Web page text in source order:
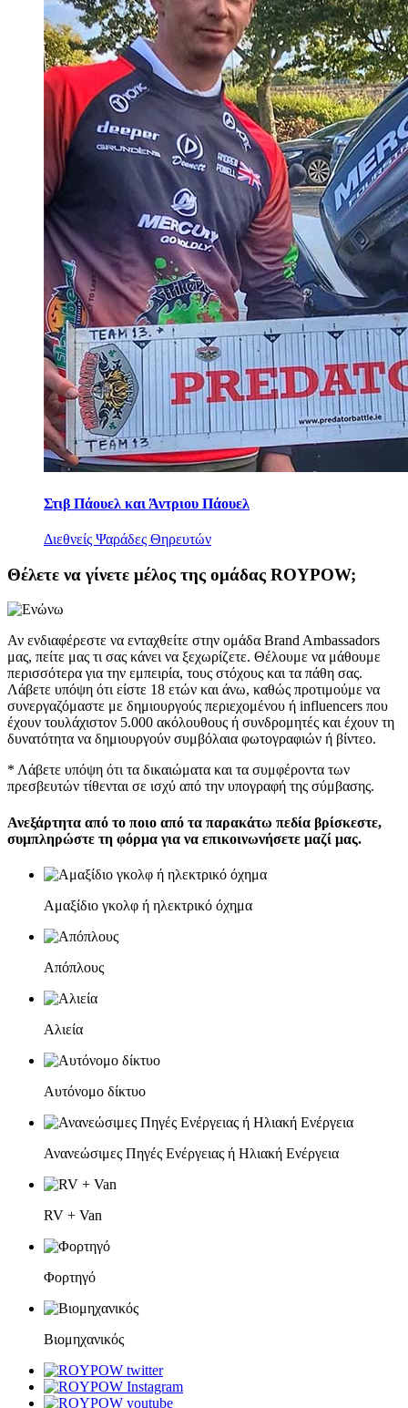
Στιβ Πάουελ και Άντριου Πάουελ
Διεθνείς Ψαράδες Θηρευτών
Θέλετε να γίνετε μέλος της ομάδας ROYPOW;
Αν ενδιαφέρεστε να ενταχθείτε στην ομάδα Brand Ambassadors
μας, πείτε μας τι σας κάνει να ξεχωρίζετε. Θέλουμε να μάθουμε
περισσότερα για την εμπειρία, τους στόχους και τα πάθη σας.
Λάβετε υπόψη ότι είστε 18 ετών και άνω, καθώς προτιμούμε να
συνεργαζόμαστε με δημιουργούς περιεχομένου ή influencers που
έχουν τουλάχιστον 5.000 ακόλουθους ή συνδρομητές και έχουν τη
δυνατότητα να δημιουργούν συμβόλαια φωτογραφιών ή βίντεο.
* Λάβετε υπόψη ότι τα δικαιώματα και τα συμφέροντα των
πρεσβευτών τίθενται σε ισχύ από την υπογραφή της σύμβασης.
Ανεξάρτητα από το ποιο από τα παρακάτω πεδία βρίσκεστε,
συμπληρώστε τη φόρμα για να επικοινωνήσετε μαζί μας.
Αμαξίδιο γκολφ ή ηλεκτρικό όχημα
Απόπλους
Αλιεία
Αυτόνομο δίκτυο
Ανανεώσιμες Πηγές Ενέργειας ή Ηλιακή Ενέργεια
RV + Van
Φορτηγό
Βιομηχανικός